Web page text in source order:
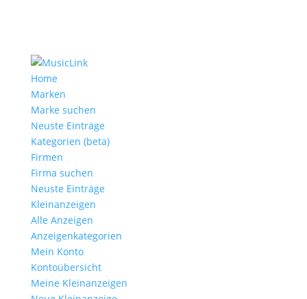
Home
Marken
Marke suchen
Neuste Einträge
Kategorien (beta)
Firmen
Firma suchen
Neuste Einträge
Kleinanzeigen
Alle Anzeigen
Anzeigen­kategorien
Mein Konto
Kontoübersicht
Meine Kleinanzeigen